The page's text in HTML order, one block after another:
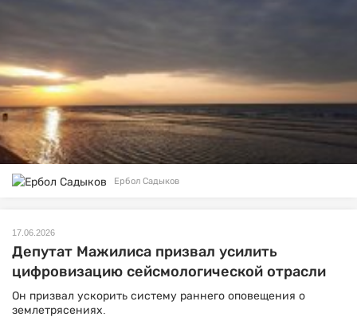
Ербол Садыков
17.06.2026
Депутат Мажилиса призвал усилить
цифровизацию сейсмологической отрасли
Он призвал ускорить систему раннего оповещения о
землетрясениях.